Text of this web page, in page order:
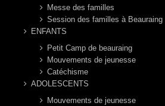
Messe des familles
Session des familles à Beauraing
ENFANTS
Petit Camp de beauraing
Mouvements de jeunesse
Catéchisme
ADOLESCENTS
Mouvements de jeunesse